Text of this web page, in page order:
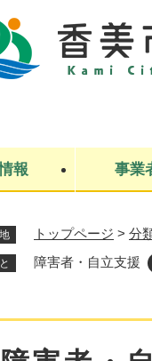
索
報
住民票・戸籍
交通情報
事業
産業振興
設 イベント・お
市政への参加
トップページ > 分
障害者・自立支援